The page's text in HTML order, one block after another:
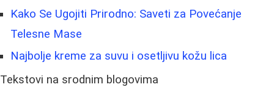
Kako Se Ugojiti Prirodno: Saveti za Povećanje
Telesne Mase
Najbolje kreme za suvu i osetljivu kožu lica
Tekstovi na srodnim blogovima